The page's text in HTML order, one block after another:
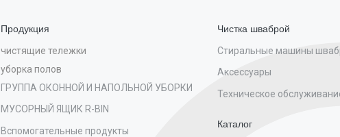
Продукция
чистящие тележки
уборка полов
ГРУППА ОКОННОЙ И НАПОЛЬНОЙ УБОРКИ
МУСОРНЫЙ ЯЩИК R-BIN
Вспомогательные продукты
Чистка шваброй
Стиральные машины
Аксессуары
Техническое
Каталог